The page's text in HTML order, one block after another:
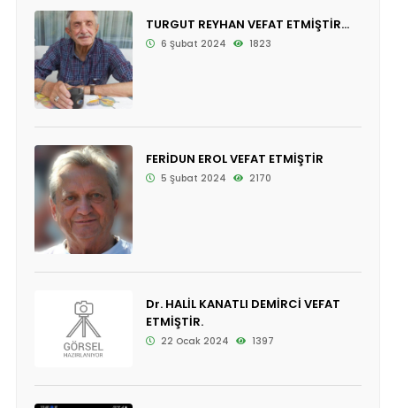
TURGUT REYHAN VEFAT ETMİŞTİR...
6 Şubat 2024 1823
FERİDUN EROL VEFAT ETMİŞTİR
5 Şubat 2024 2170
Dr. HALİL KANATLI DEMİRCİ VEFAT
ETMİŞTİR.
22 Ocak 2024 1397